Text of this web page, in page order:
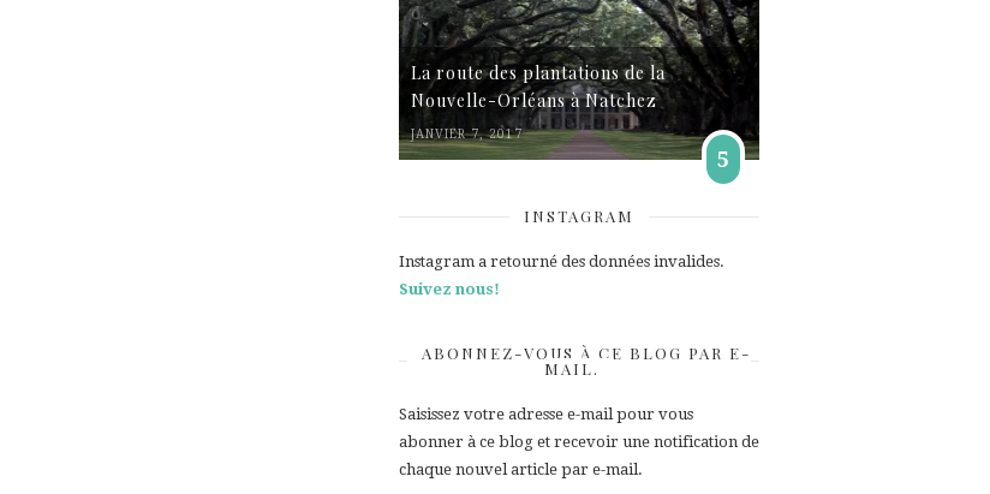
La route des plantations de la
Nouvelle-Orléans à Natchez
JANVIER 7, 2017
5
INSTAGRAM
Instagram a retourné des données invalides.
Suivez nous!
ABONNEZ-VOUS À CE BLOG PAR E-
MAIL.
Saisissez votre adresse e-mail pour vous
abonner à ce blog et recevoir une notification de
chaque nouvel article par e-mail.